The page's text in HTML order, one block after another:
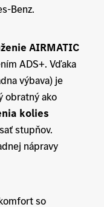
Benz.
AIRMATIC
ADS+. Vďaka
výbava) je
obratný ako
kolies
stupňov.
nápravy
so